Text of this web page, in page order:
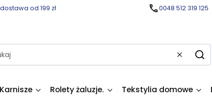
od 199 zł 0048 512 319 125
Wyczyść
Karnisze Rolety żaluzje. Tekstylia domowe